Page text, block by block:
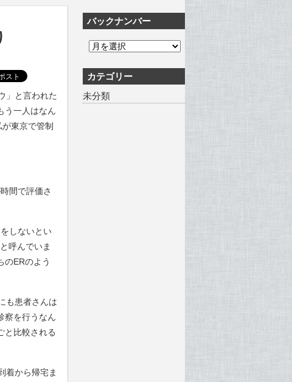
」と言われた
う一人はなん
東京で管制
間で評価さ
しないとい
呼んでいま
のERのよう
も患者さんは
察を行うなん
と比較される
着から帰宅ま
バックナンバー
カテゴリー
未分類